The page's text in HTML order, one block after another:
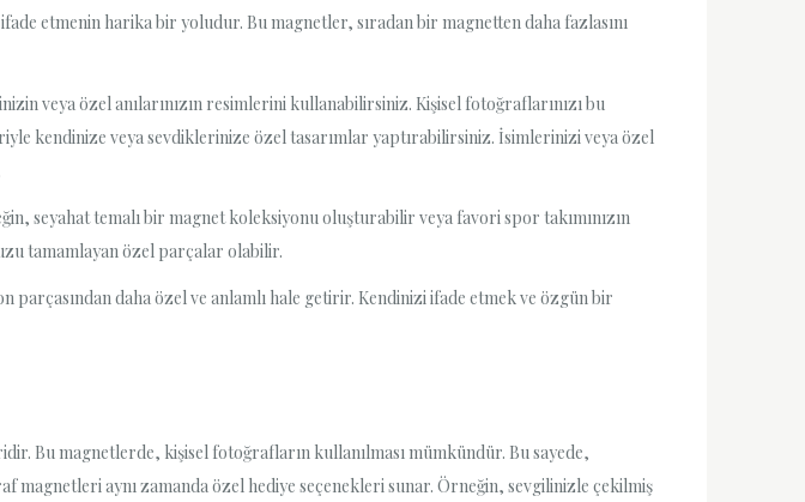
etmenin harika bir yoludur. Bu magnetler, sıradan bir magnetten daha fazlasını
veya özel anılarınızın resimlerini kullanabilirsiniz. Kişisel fotoğraflarınızı bu
kendinize veya sevdiklerinize özel tasarımlar yaptırabilirsiniz. İsimlerinizi veya özel
seyahat temalı bir magnet koleksiyonu oluşturabilir veya favori spor takımınızın
tamamlayan özel parçalar olabilir.
daha özel ve anlamlı hale getirir. Kendinizi ifade etmek ve özgün bir
Bu magnetlerde, kişisel fotoğrafların kullanılması mümkündür. Bu sayede,
magnetleri aynı zamanda özel hediye seçenekleri sunar. Örneğin, sevgilinizle çekilmiş